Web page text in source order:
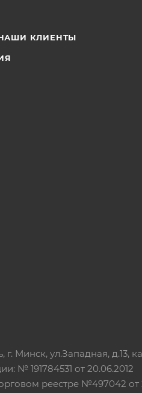
КЛИЕНТЫ
Минск, ул.Западная, д.13,
№ 191784531 от 20.06.2012
реестре №497042 от